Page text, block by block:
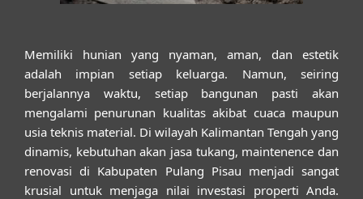
Memiliki hunian yang nyaman, aman, dan estetik
adalah impian setiap keluarga. Namun, seiring
berjalannya waktu, setiap bangunan pasti akan
mengalami penurunan kualitas akibat cuaca maupun
usia teknis material. Di wilayah Kalimantan Tengah yang
dinamis, kebutuhan akan jasa tukang, maintenence dan
renovasi di Kabupaten Pulang Pisau menjadi sangat
krusial untuk menjaga nilai investasi properti Anda.